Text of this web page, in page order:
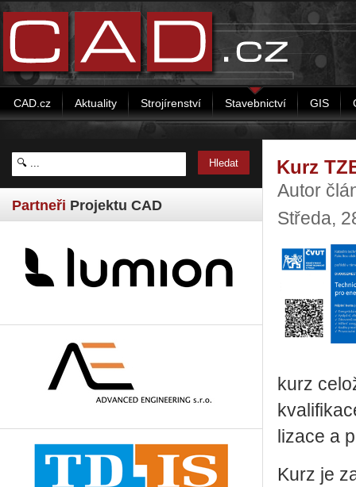
CAD.cz Aktuality Strojírenství Stavebnictví GIS
Partneři Projektu CAD
Kurz
Autor
Středa,
kurz
li­za­ce a
Kurz je